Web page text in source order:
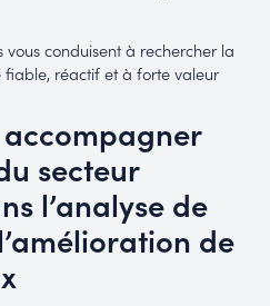
conduisent à rechercher la
fiable, réactif et à forte valeur
accompagner
secteur
l’analyse de
de